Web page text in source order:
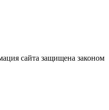
сайта защищена законом